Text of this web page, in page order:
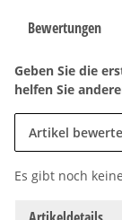
Bewertungen
Geben Sie die
helfen Sie
Artikel
Es gibt noch